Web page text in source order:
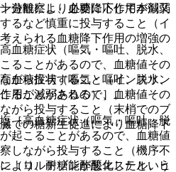
遊離により血糖降下作用が減弱
糖症状（嘔気・嘔吐、脱水、
ることがあるので、血糖値その
がら投与すること（インスリン
用が減弱される）］。
［高血糖症状（嘔気・嘔吐、脱
起こることがあるので、血糖値
しながら投与すること（機序不
より、耐糖能が悪化したという
分観察し、必要に応じて本剤又
るなど慎重に投与すること（イ
えられる血糖降下作用の増強の
血糖症状（嘔気・嘔吐、脱水、
ることがあるので、血糖値その
がら投与すること（末梢でのブ
での糖新生促進により血糖降下
（コルチゾン酢酸エステル、ヒ